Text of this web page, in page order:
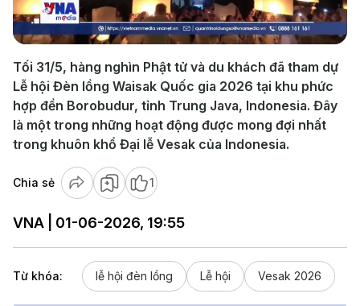
Video
Tối 31/5, hàng nghìn Phật tử và du khách đã tham dự
Lễ hội Đèn lồng Waisak Quốc gia 2026 tại khu phức
hợp đền Borobudur, tỉnh Trung Java, Indonesia. Đây
là một trong những hoạt động được mong đợi nhất
trong khuôn khổ Đại lễ Vesak của Indonesia.
Chia sẻ 1
VNA | 01-06-2026, 19:55
Từ khóa: lễ hội đèn lồng Lễ hội Vesak 2026